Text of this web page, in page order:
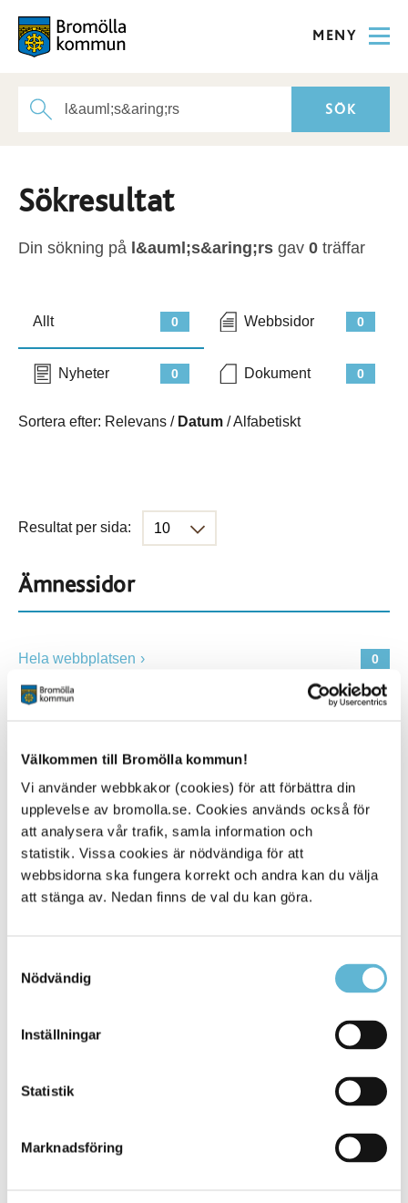
Välkommen till Bromölla kommun!
Vi använder webbkakor (cookies) för att förbättra din
upplevelse av bromolla.se. Cookies används också för
att analysera vår trafik, samla information och
statistik. Vissa cookies är nödvändiga för att
webbsidorna ska fungera korrekt och andra kan du välja
att stänga av. Nedan finns de val du kan göra.
Nödvändig
Inställningar
Statistik
Marknadsföring
MENY
Sökresultat
Din sökning på l&auml;s&aring;rs gav 0 träffar
0
Allt 0
Webbsidor
0
Nyheter 0
Dokument
Sortera efter: Relevans / Datum /Alfabetiskt
Resultat per sida:
Ämnessidor
0
Hela webbplatsen
Alla platser
Kommunhuset, Storgatan 48
Box 18, 295 21 Bromölla